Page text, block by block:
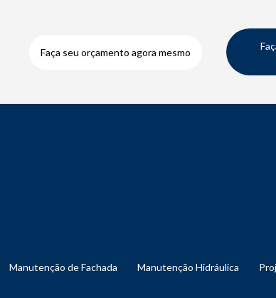
Faça seu orçamento agora mesmo
Manutenção de Fachada Manutenção Hidráulica